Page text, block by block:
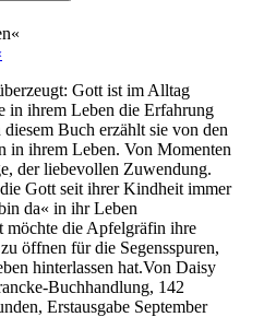
Gott ist im Alltag
in ihrem Leben die Erfahrung
Buch erzählt sie von den
in ihrem Leben. Von Momenten
der liebevollen Zuwendung.
Gott seit ihrer Kindheit immer
da« in ihr Leben
möchte die Apfelgräfin ihre
öffnen für die Segensspuren,
hinterlassen hat.Von Daisy
Buchhandlung, 142
Erstausgabe September